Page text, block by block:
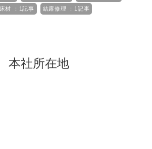
床材 ：1記事 結露修理 ：1記事
本社所在地